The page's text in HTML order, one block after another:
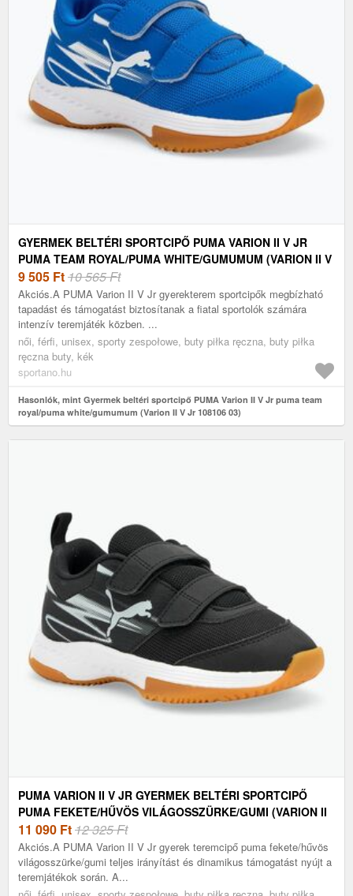
GYERMEK BELTÉRI SPORTCIPŐ PUMA VARION II V JR
PUMA TEAM ROYAL/PUMA WHITE/GUMUMUM (VARION II V
JR 108106 03)
9 505 Ft10 565 Ft
Akciós.A PUMA Varion II V Jr gyerekterem sportcipők megbízható
tapadást és támogatást biztosítanak a fiatal sportolók számára
intenzív teremjáték közben. ...
női, férfi, unisex, sporty zespołowe, buty piłka ręczna, buty piłka
ręczna buty, kék
sportano.hu
Hasonlók, mint Gyermek beltéri sportcipő PUMA Varion II V Jr puma team
royal/puma white/gumumum (Varion II V Jr 108106 03)
PUMA VARION II V JR GYERMEK BELTÉRI SPORTCIPŐ
PUMA FEKETE/HŰVÖS VILÁGOSSZÜRKE/GUMI (VARION II
V JR 108106 01)
11 090 Ft12 325 Ft
Akciós.A PUMA Varion II V Jr gyerek teremcipő puma fekete/hűvös
világosszürke/gumi teljes irányítást és dinamikus támogatást nyújt a
teremjátékok során. A...